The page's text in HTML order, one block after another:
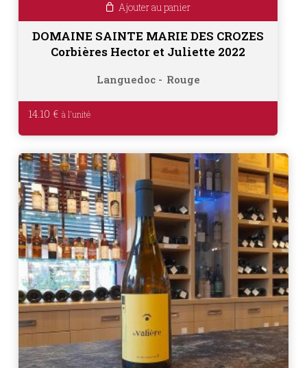
Ajouter au panier
DOMAINE SAINTE MARIE DES CROZES
Corbières Hector et Juliette 2022
Languedoc Rouge
14.10 €